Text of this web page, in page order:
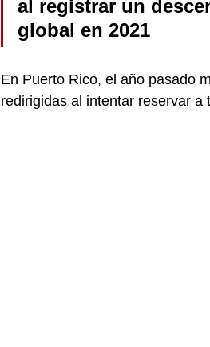
al registrar un
global en 2021
En Puerto Rico, el año pasado
redirigidas al intentar reservar